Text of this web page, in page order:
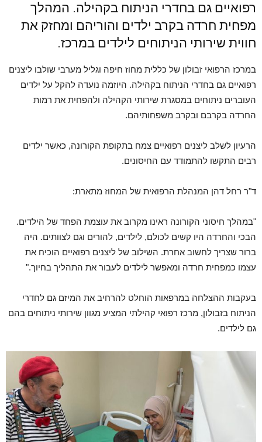
רפואיים גם בחדרי הניתוח בקהילה. המהלך
מפחית חרדה בקרב ילדים והוריהם ומחזק את
חווית שירותי הניתוחים לילדים במרכז.
במרכז הרפואי זבולון של כללית מחוז חיפה וגליל מערבי שולבו ליצנים
רפואיים גם בחדרי הניתוח בקהילה. היוזמה נועדה להקל על ילדים
העוברים ניתוחים במסגרת שירותי הקהילה ולהפחית את רמות
החרדה בקרבם ובקרב משפחותיהם.
הרעיון לשלב ליצנים רפואיים צמח בתקופת הקורונה, כאשר ילדים
רבים התקשו להתמודד עם החיסונים.
ד"ר רחל דהן המנהלת הרפואית של המחוז מתארת:
"במהלך חיסוני הקורונה ראינו מקרוב את עוצמת הפחד של הילדים.
הבכי והחרדה היו קשים לכולם, לילדים, להורים וגם לצוותים. היה
ברור שצריך לחשוב אחרת. השילוב של ליצנים רפואיים הוכיח את
עצמו כמפחית חרדה ומאפשר לילדים לעבור את התהליך בחיוך."
בעקבות ההצלחה במרפאות הוחלט להרחיב את המיזם גם לחדרי
הניתוח בזבולון, מרכז רפואי קהילתי המציע מגוון שירותי ניתוחים בהם
גם לילדים.